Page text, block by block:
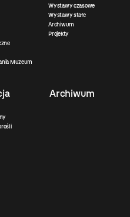
Muzeum
Wystawy czasowe
Wystawy stałe
Archiwum
Projekty
Archiwum